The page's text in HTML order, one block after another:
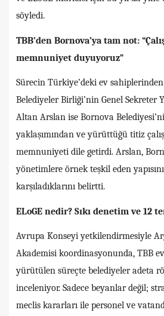
söyledi.
TBB’den Bornova’ya tam not:
memnuniyet duyuyoruz”
Sürecin Türkiye’deki ev
Belediyeler Birliği’nin Genel Sekreter
Altan Arslan ise Bornova
yaklaşımından ve yürüttüğü titiz
memnuniyeti dile getirdi. Arslan,
yönetimlere örnek teşkil eden
karşıladıklarını belirtti.
ELoGE nedir? Sıkı denetim ve 12
Avrupa Konseyi yetkilendirmesiyle
Akademisi koordinasyonunda, TBB
yürütülen süreçte belediyeler adeta
inceleniyor. Sadece beyanlar değil;
meclis kararları ile personel ve